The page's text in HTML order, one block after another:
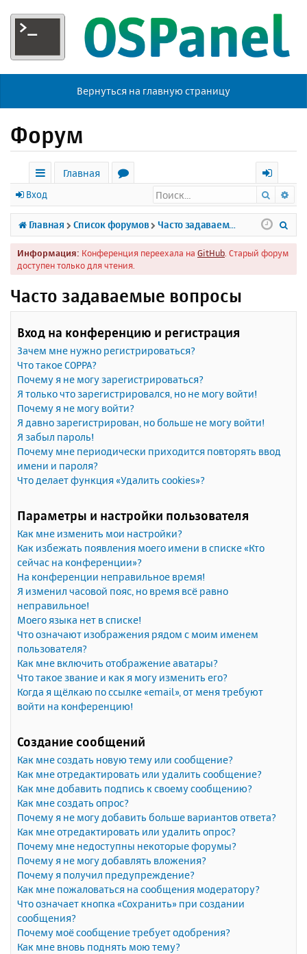
Вернуться на главную страницу
Форум
с
ы
л
к
Главная
р
у
м
х
о
д
Вход Поиск
Главная Список форумов Часто задаваемые вопросы
Информация: Конференция переехала на GitHub . Старый форум
доступен только для чтения.
Часто задаваемые вопросы
Вход на конференцию и регистрация
Зачем мне нужно регистрироваться?
Что такое COPPA?
Почему я не могу зарегистрироваться?
Я только что зарегистрировался, но не могу войти!
Почему я не могу войти?
Я давно зарегистрирован, но больше не могу войти!
Я забыл пароль!
Почему мне периодически приходится повторять ввод
имени и пароля?
Что делает функция «Удалить cookies»?
Параметры и настройки пользователя
Как мне изменить мои настройки?
Как избежать появления моего имени в списке «Кто
сейчас на конференции»?
На конференции неправильное время!
Я изменил часовой пояс, но время всё равно
неправильное!
Моего языка нет в списке!
Что означают изображения рядом с моим именем
пользователя?
Как мне включить отображение аватары?
Что такое звание и как я могу изменить его?
Когда я щёлкаю по ссылке «email», от меня требуют
войти на конференцию!
Создание сообщений
Как мне создать новую тему или сообщение?
Как мне отредактировать или удалить сообщение?
Как мне добавить подпись к своему сообщению?
Как мне создать опрос?
Почему я не могу добавить больше вариантов ответа?
Как мне отредактировать или удалить опрос?
Почему мне недоступны некоторые форумы?
Почему я не могу добавлять вложения?
Почему я получил предупреждение?
Как мне пожаловаться на сообщения модератору?
Что означает кнопка «Сохранить» при создании
сообщения?
Почему моё сообщение требует одобрения?
Как мне вновь поднять мою тему?